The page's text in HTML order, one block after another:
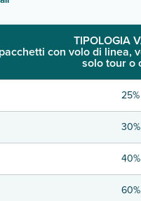
TIPOLOGIA
pacchetti con volo di linea,
solo tour o
25%
30%
40%
60%